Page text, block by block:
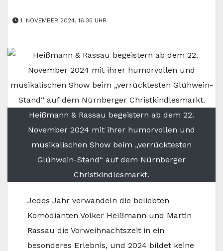
1. NOVEMBER 2024, 16:35 UHR
Heißmann & Rassau begeistern ab dem 22.
November 2024 mit ihrer humorvollen und
musikalischen Show beim „verrücktesten
Glühwein-Stand“ auf dem Nürnberger
Christkindlesmarkt.
Jedes Jahr verwandeln die beliebten
Komödianten Volker Heißmann und Martin
Rassau die Vorweihnachtszeit in ein
besonderes Erlebnis, und 2024 bildet keine